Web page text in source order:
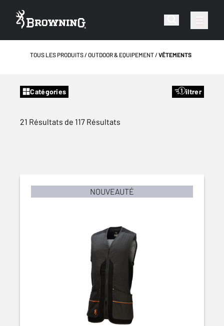
TOUS LES PRODUITS OUTDOOR & EQUIPEMENT VÊTEMENTS
Catégories 1Filtrer
21 Résultats de 117 Résultats
NOUVEAUTÉ